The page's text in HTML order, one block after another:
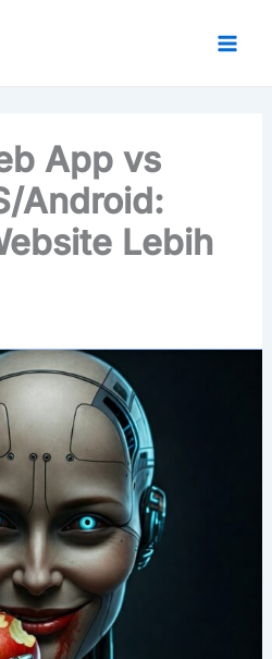
App vs
Android:
Lebih